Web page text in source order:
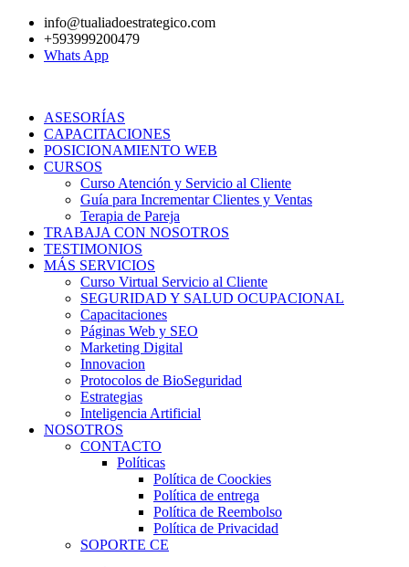
contenido
info@tualiadoestrategico.com
+593999200479
Whats App
ASESORÍAS
CAPACITACIONES
POSICIONAMIENTO WEB
CURSOS
Curso Atención y Servicio al Cliente
Guía para Incrementar Clientes y Ventas
Terapia de Pareja
TRABAJA CON NOSOTROS
TESTIMONIOS
MÁS SERVICIOS
Curso Virtual Servicio al Cliente
SEGURIDAD Y SALUD OCUPACIONAL
Capacitaciones
Páginas Web y SEO
Marketing Digital
Innovacion
Protocolos de BioSeguridad
Estrategias
Inteligencia Artificial
NOSOTROS
CONTACTO
Políticas
Política de Coockies
Política de entrega
Política de Reembolso
Política de Privacidad
SOPORTE CE